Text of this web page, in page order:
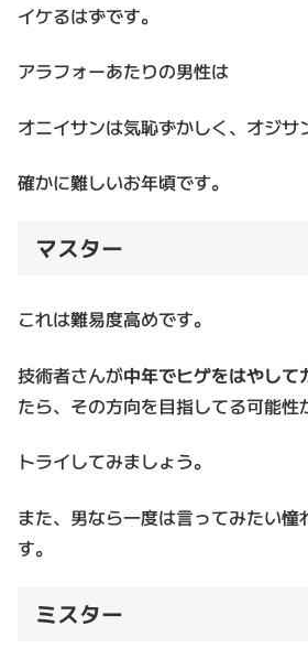
イケるはずです。
アラフォーあたりの男性は
オニイサンは気恥ずかしく、オジサ
確かに難しいお年頃です。
マスター
これは難易度高めです。
技術者さんが中年でヒゲをはやして
たら、その方向を目指してる可能性
トライしてみましょう。
また、男なら一度は言ってみたい憧
す。
ミスター